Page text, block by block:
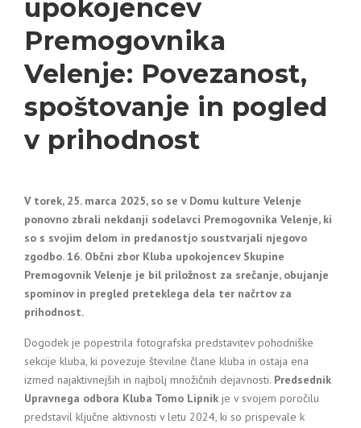
upokojencev
Premogovnika
Velenje: Povezanost,
spoštovanje in pogled
v prihodnost
V torek, 25. marca 2025, so se v Domu kulture Velenje
ponovno zbrali nekdanji sodelavci Premogovnika Velenje, ki
so s svojim delom in predanostjo soustvarjali njegovo
zgodbo. 16. Občni zbor Kluba upokojencev Skupine
Premogovnik Velenje je bil priložnost za srečanje, obujanje
spominov in pregled preteklega dela ter načrtov za
prihodnost.
Dogodek je popestrila fotografska predstavitev pohodniške
sekcije kluba, ki povezuje številne člane kluba in ostaja ena
izmed najaktivnejših in najbolj množičnih dejavnosti. Predsednik
Upravnega odbora Kluba Tomo Lipnik je v svojem poročilu
predstavil ključne aktivnosti v letu 2024, ki so prispevale k